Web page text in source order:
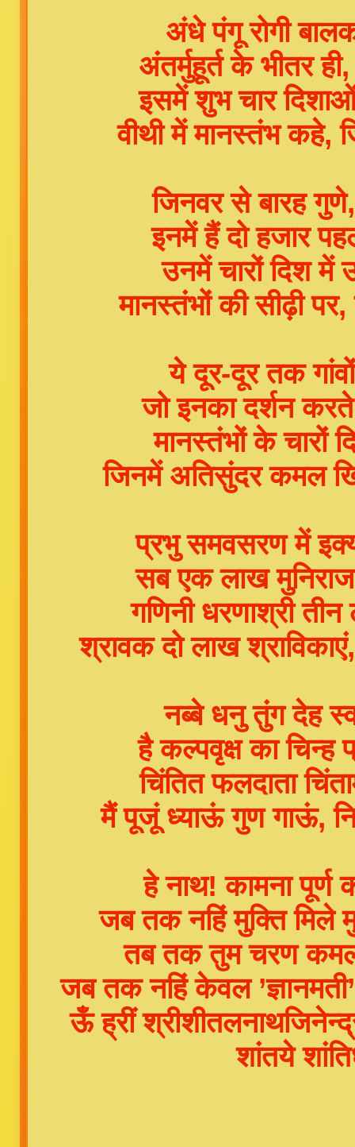
अंधे पंगू रोगी
अंतर्मुहूर्त के भीतर
इसमें शुभ चार
वीथी में मानस्तंभ कहे,
जिनवर से बारह
इनमें हैं दो हजार
उनमें चारों दिश में
मानस्तंभों की सीढ़ी
ये दूर-दूर तक
जो इनका दर्शन
मानस्तंभों के चारों
जिनमें अतिसुंदर कमल
प्रभु समवसरण में
सब एक लाख
गणिनी धरणाश्री
श्रावक दो लाख
नब्बे धनु तुंग देह
है कल्पवृक्ष का चिन्ह
चिंतित फलदाता
मैं पूजूं ध्याऊं गुण गाऊं,
हे नाथ! कामना
जब तक नहिं मुक्ति
तब तक तुम चरण कमल
जब तक नहिं केवल
ऊँ ह्रीं
शांतये